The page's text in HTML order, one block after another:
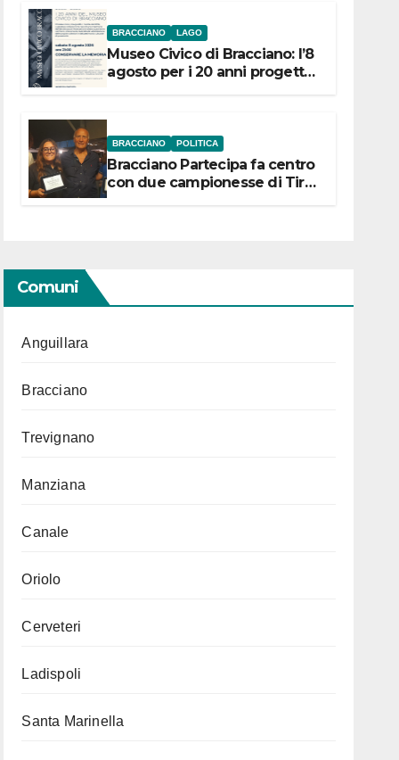
BRACCIANO LAGO
Museo Civico di Bracciano: l’8
agosto per i 20 anni progetto
BRACCIANO POLITICA
Bracciano Partecipa fa centro
con due campionesse di Tiro
Comuni
Anguillara
Bracciano
Trevignano
Manziana
Canale
Oriolo
Cerveteri
Ladispoli
Santa Marinella